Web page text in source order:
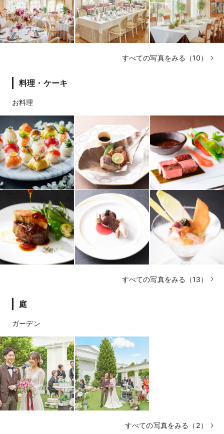
すべての写真をみる（10）
料理・ケーキ
お料理
すべての写真をみる（13）
庭
ガーデン
すべての写真をみる（2）